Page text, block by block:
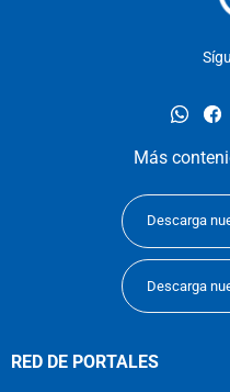
Más
Descarga
Descarga
RED DE PORTALES